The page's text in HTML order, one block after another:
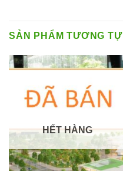
SẢN PHẨM TƯƠNG TỰ
HẾT HÀNG